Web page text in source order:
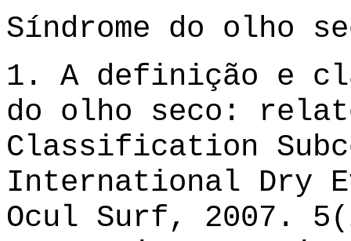
Síndrome do olho
1. A definição e
do olho seco:
Classification
International Dry
Ocul Surf, 2007.